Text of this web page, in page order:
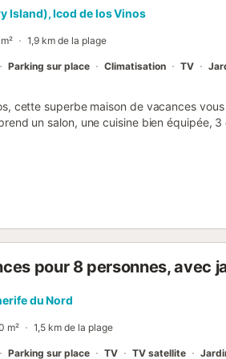
Island), Icod de los Vinos
1,9 km de la plage
Parking sur place Climatisation TV
cette superbe maison de vacances
un salon, une cuisine bien équipée,
par câble, ainsi que d’un lit bébé et d’une
journée avec un café sur l’une des 2
le plus proche à 22 minutes en voiture
Draps et serviettes sont fournis. Le
est un peu plus bas. Du bois pour la
pour 8 personnes, avec
du Nord
m² 1,5 km de la plage
Parking sur place TV TV satellite